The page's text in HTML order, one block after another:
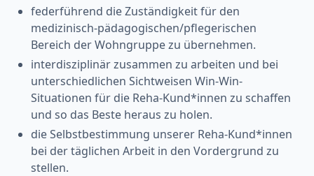
federführend die Zuständigkeit für den
medizinisch-pädagogischen/pflegerischen
Bereich der Wohngruppe zu übernehmen.
interdisziplinär zusammen zu arbeiten und bei
unterschiedlichen Sichtweisen Win-Win-
Situationen für die Reha-Kund*innen zu schaffen
und so das Beste heraus zu holen.
die Selbstbestimmung unserer Reha-Kund*innen
bei der täglichen Arbeit in den Vordergrund zu
stellen.